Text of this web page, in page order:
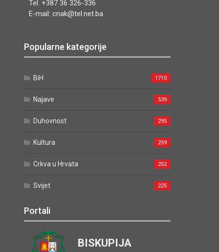
Tel. +387 36 326-336
E-mail: cnak@tel.net.ba
Popularne kategorije
BiH 1710
Najave 539
Duhovnost 295
Kultura 259
Crkva u Hrvata 252
Svijet 225
Portali
BISKUPIJA